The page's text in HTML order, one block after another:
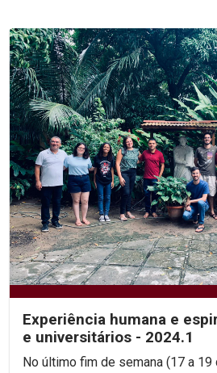
Experiência humana e
e universitários - 2024.1
No último fim de semana (17 a